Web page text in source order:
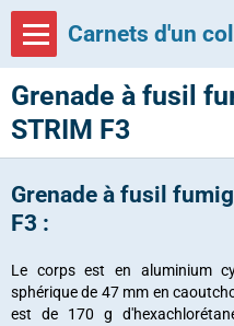
Grenade à fusil
STRIM F3
Grenade à fusil
F3 :
Le corps est en aluminium
sphérique de 47 mm en
est de 170 g